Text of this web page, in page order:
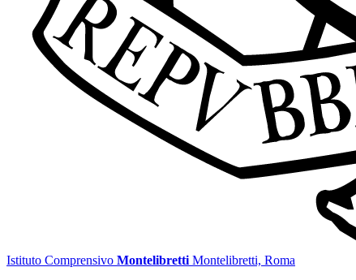
Istituto Comprensivo Montelibretti Montelibretti, Roma